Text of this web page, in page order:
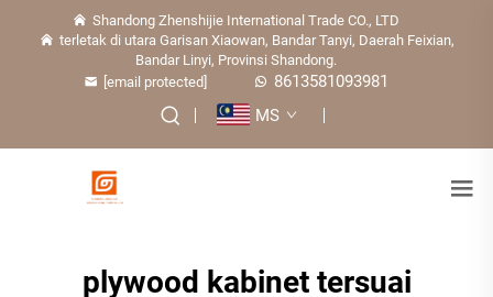
Shandong Zhenshijie International Trade CO., LTD
terletak di utara Garisan Xiaowan, Bandar Tanyi, Daerah Feixian,
Bandar Linyi, Provinsi Shandong.
[email protected]
8613581093981
MS
plywood kabinet tersuai